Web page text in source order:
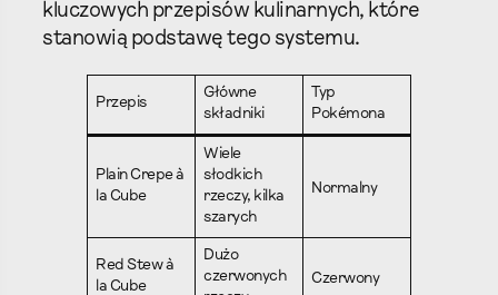
kluczowych przepisów kulinarnych, które
stanowią podstawę tego systemu.
Przepis
Główne
składniki
Typ
Pokémona
Plain Crepe à
la Cube
Wiele
słodkich
rzeczy, kilka
szarych
Normalny
Red Stew à
la Cube
Dużo
czerwonych
Czerwony